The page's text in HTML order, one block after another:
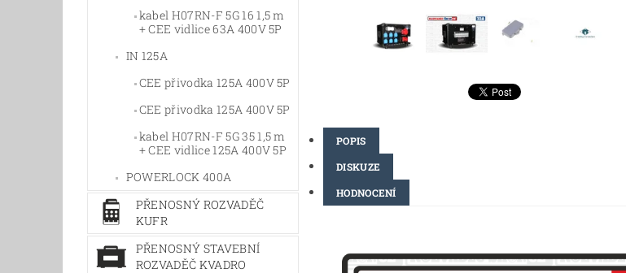
kabel H07RN-F 5G 16 1,5 m
+ CEE vidlice 63A 400V 5P
IN 125A
CEE přivodka 125A 400V 5P
CEE přivodka 125A 400V 5P
kabel H07RN-F 5G 35 1,5 m
+ CEE vidlice 125A 400V 5P
POWERLOCK 400A
PŘENOSNÝ ROZVADĚČ
KUFR
PŘENOSNÝ STAVEBNÍ
ROZVADĚČ KVADRO
POPIS
DISKUZE
HODNOCENÍ